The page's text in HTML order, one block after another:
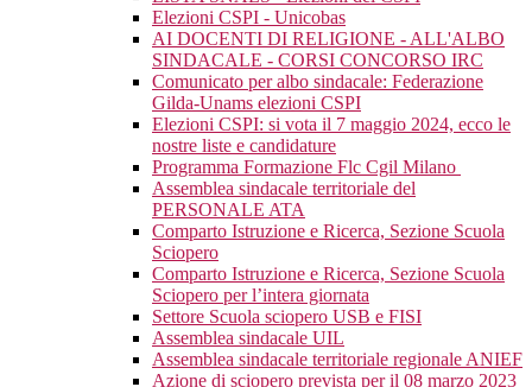
Elezioni CSPI - Unicobas
AI DOCENTI DI RELIGIONE - ALL'ALBO
SINDACALE - CORSI CONCORSO IRC
Comunicato per albo sindacale: Federazione
Gilda-Unams elezioni CSPI
Elezioni CSPI: si vota il 7 maggio 2024, ecco le
nostre liste e candidature
Programma Formazione Flc Cgil Milano
Assemblea sindacale territoriale del
PERSONALE ATA
Comparto Istruzione e Ricerca, Sezione Scuola
Sciopero
Comparto Istruzione e Ricerca, Sezione Scuola
Sciopero per l’intera giornata
Settore Scuola sciopero USB e FISI
Assemblea sindacale UIL
Assemblea sindacale territoriale regionale ANIEF
Azione di sciopero prevista per il 08 marzo 2023